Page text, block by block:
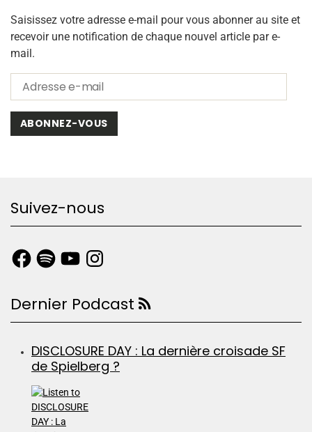
Saisissez votre adresse e-mail pour vous abonner au site et
recevoir une notification de chaque nouvel article par e-
mail.
ABONNEZ-VOUS
Suivez-nous
Dernier Podcast
DISCLOSURE DAY : La dernière croisade SF
de Spielberg ?